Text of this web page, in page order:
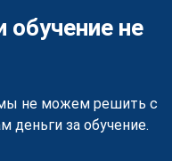
обучение не
не можем решить с
за обучение.